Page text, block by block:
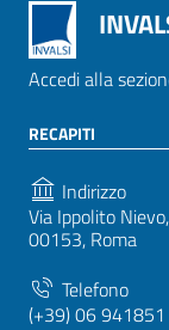
Accedi alla
RECAPITI
Indirizzo
Via Ippolito
00153, Roma
Telefono
(+39) 06 941851